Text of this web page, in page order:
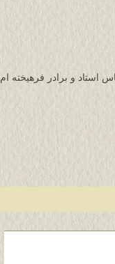
استاد و برادر فرهيخته ام